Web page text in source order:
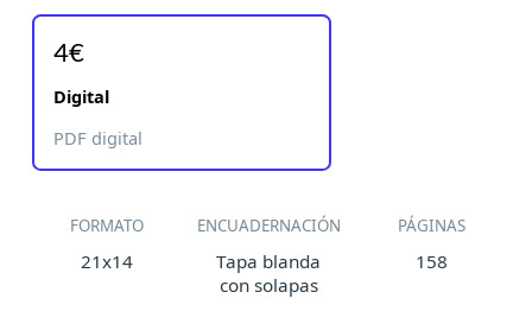
4€
Digital
PDF digital
FORMATO ENCUADERNACIÓN PÁGINAS
21x14
Tapa blanda
con solapas
158